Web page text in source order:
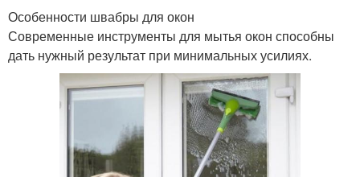
Особенности швабры для окон
Современные инструменты для мытья окон способны
дать нужный результат при минимальных усилиях.